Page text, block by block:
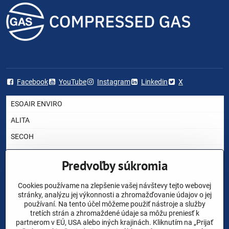
Facebook YouTube Instagram Linkedin X
ESOAIR ENVIRO
ALITA
SECOH
YASUNAGA RIETSCHLE THOMAS
NITTO KOHKI
CHARLES AUSTEN
Predvoľby súkromia
Cookies používame na zlepšenie vašej návštevy tejto webovej
stránky, analýzu jej výkonnosti a zhromažďovanie údajov o jej
používaní. Na tento účel môžeme použiť nástroje a služby
tretích strán a zhromaždené údaje sa môžu preniesť k
partnerom v EÚ, USA alebo iných krajinách. Kliknutím na „Prijať